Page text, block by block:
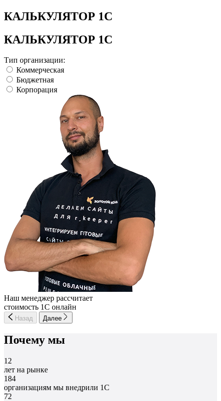
КАЛЬКУЛЯТОР 1С
КАЛЬКУЛЯТОР 1С
Тип организации:
Коммерческая
Бюджетная
Корпорация
Наш менеджер рассчитает
стоимость 1С онлайн
Назад Далее
Почему мы
12
лет на рынке
184
организациям мы внедрили 1С
72